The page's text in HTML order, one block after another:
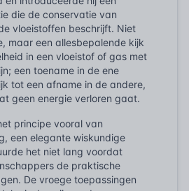
die de conservatie van
vloeistoffen beschrijft. Niet
maar een allesbepalende kijk
in een vloeistof of gas met
een toename in de ene
tot een afname in de andere,
geen energie verloren gaat.
principe vooral van
een elegante wiskundige
het niet lang voordat
de praktische
De vroege toepassingen